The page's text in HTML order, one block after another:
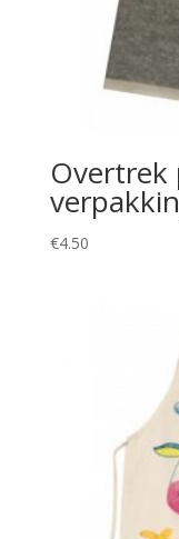
Overtrek
€4.50